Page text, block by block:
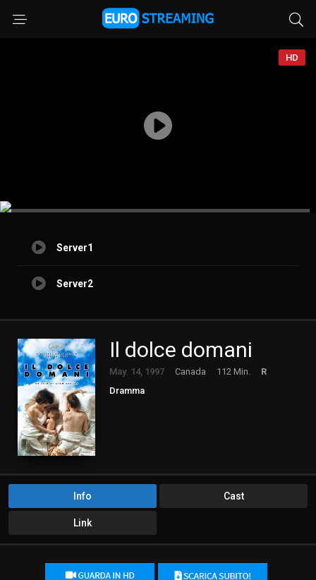
HD
Server1
Server2
Il dolce domani
May. 14, 1997 Canada 112 Min.
R
Dramma
Info Cast
Link